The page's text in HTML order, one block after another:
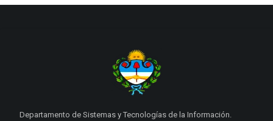
Departamento de Sistemas y Tecnologías de la Información.